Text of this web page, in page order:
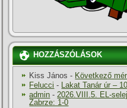
HOZZÁSZÓLÁSOK
Kiss János - Következő
Felucci - Lakat Tanár úr –
admin -2026.VIII.5. EL-
Zabrze: 1-0